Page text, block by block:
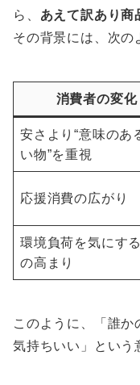
ら、 あえて訳あり商
その背景には、次の
消費者の変化
安さより“意味のあ
い物”を重視
応援消費の広がり
環境負荷を気にす
の高まり
このように、「誰か
気持ちいい」という